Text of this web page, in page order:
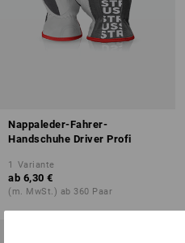
Nappaleder-Fahrer-
Handschuhe Driver Profi
1 Variante
ab 6,30 €
(m. MwSt.) ab 360 Paar